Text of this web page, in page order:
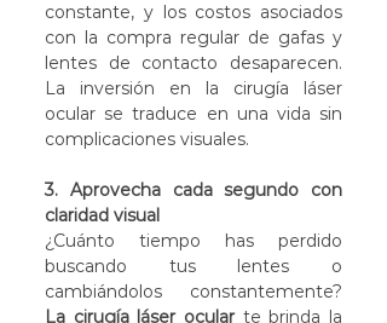
constante, y los costos asociados
con la compra regular de gafas y
lentes de contacto desaparecen.
La inversión en la cirugía láser
ocular se traduce en una vida sin
complicaciones visuales.
3. Aprovecha cada segundo con
claridad visual
¿Cuánto tiempo has perdido
buscando tus lentes o
La cirugía láser ocular te brinda la